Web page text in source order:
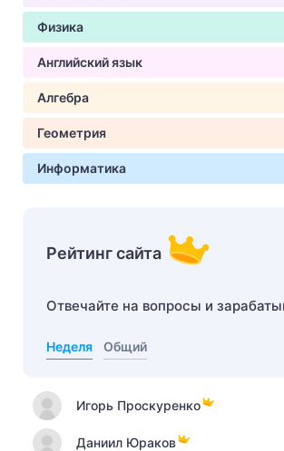
Физика
Английский язык
Алгебра
Геометрия
Информатика
Рейтинг сайта
Отвечайте на вопросы и
Неделя Общий
Игорь Проскуренко
Даниил Юраков